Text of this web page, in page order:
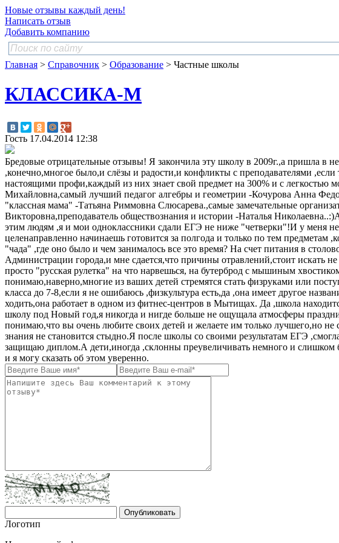
Новые отзывы каждый день!
Написать отзыв
Добавить компанию
Главная > Справочник > Образование > Частные школы
КЛАССИКА-М
Гость 17.04.2014 12:38
Бредовые отрицательные отзывы! Я закончила эту школу в 2009г.,а пришла в
,конечно,многое было,и слёзы и радости,и конфликты с преподавателями
настоящими профи,каждый из них знает свой предмет на 300% и с легкостью
Михайловна,самый лучший педагог алгебры и геометрии -Кочурова Анна
"классная мама" -Татьяна Риммовна Слюсарева.,самые замечательные
Викторовна,преподаватель обществознания и истории -Наталья
этим людям ,я и мои одноклассники сдали ЕГЭ не ниже "четверки"!И у меня
целенаправленно начинаешь готовится за полгода и только по тем
"чада" ,где оно было и чем занималось все это время? На счет питания в
Администрации города,и мне сдается,что причины отравлений,стоит искать
просто "русская рулетка" на что нарвешься, на бутерброд с мышиным
понимаю,наверно,многие из ваших детей стремятся стать физруками или
класса до 7-8,если я не ошибаюсь ,физкультура есть,да ,она имеет другое
ходить,она работает в одном из фитнес-центров в Мытищах. Да ,школа
школу под Новый год,я никогда и нигде больше не ощущала атмосферы
понимаю,что вы очень любите своих детей и желаете им только лучшего,но
знания не становится стыдно.Я после школы со своими результатам ЕГЭ
защищаю диплом.А дети,иногда ,склонны преувеличивать немного и слишком
и я могу сказать об этом уверенно.
Логотип